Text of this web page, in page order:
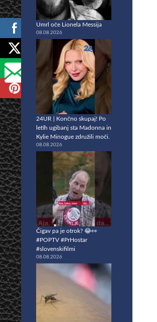
Umrl oče Lionela Messija
08.08.2026
24UR | Končno skupaj! Po
letih ugibanj sta Madonna in
Kylie Minogue združili moči.
08.08.2026
Čigav pa je otrok? 😂👀
#POPTV #PrHostar
#slovenskifilmi
08.08.2026